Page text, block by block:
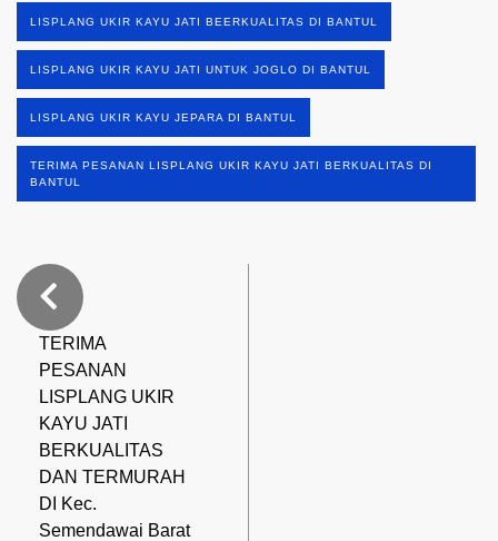
LISPLANG UKIR KAYU JATI BEERKUALITAS DI BANTUL
LISPLANG UKIR KAYU JATI UNTUK JOGLO DI BANTUL
LISPLANG UKIR KAYU JEPARA DI BANTUL
TERIMA PESANAN LISPLANG UKIR KAYU JATI BERKUALITAS DI
BANTUL
TERIMA
PESANAN
LISPLANG UKIR
KAYU JATI
BERKUALITAS
DAN TERMURAH
DI Kec.
Semendawai Barat